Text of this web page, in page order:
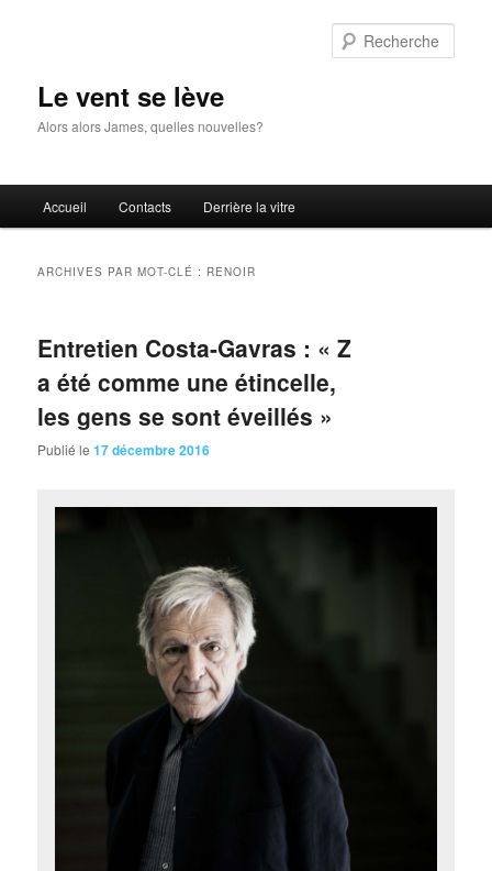
Le vent se lève
Alors alors James, quelles nouvelles?
principal
Accueil Contacts Derrière la vitre
ARCHIVES PAR MOT-CLÉ : RENOIR
Entretien Costa-Gavras : « Z
a été comme une étincelle,
les gens se sont éveillés »
Publié le17 décembre 2016